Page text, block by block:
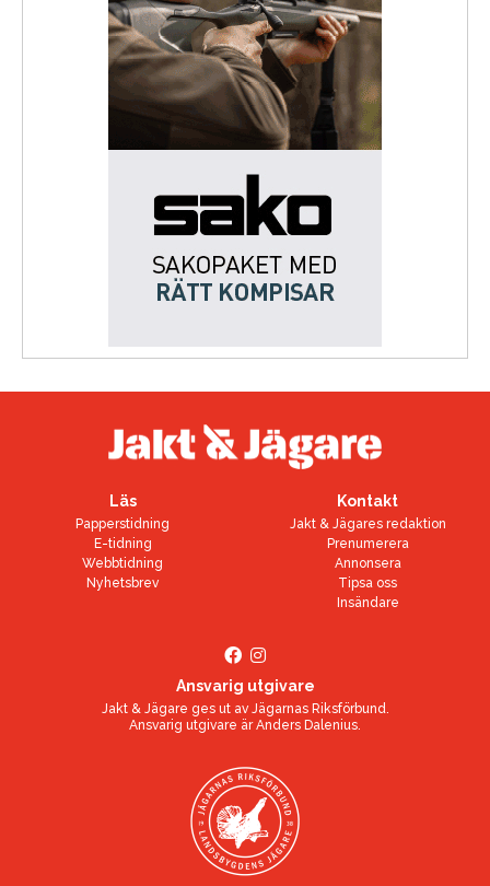
Läs
Papperstidning
E-tidning
Webbtidning
Nyhetsbrev
Kontakt
Jakt & Jägares redaktion
Prenumerera
Annonsera
Tipsa oss
Insändare
Ansvarig utgivare
Jakt & Jägare ges ut av Jägarnas Riksförbund.
Ansvarig utgivare ärAnders Dalenius.